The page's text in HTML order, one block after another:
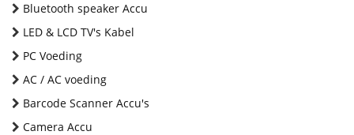
Bluetooth speaker Accu
LED & LCD TV's Kabel
PC Voeding
AC / AC voeding
Barcode Scanner Accu's
Camera Accu